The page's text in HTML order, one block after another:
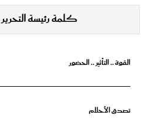
كلمة رئيسة التحرير
القوة .. التأثير .. الحضور
تصدق الأحلام